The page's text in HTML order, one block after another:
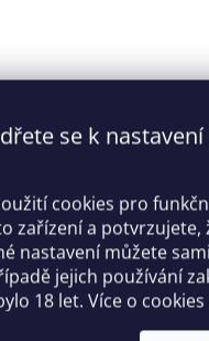
se k nastavení
cookies pro
zařízení a potvrzujete,
nastavení můžete
jejich používání
18 let. Více o cookies